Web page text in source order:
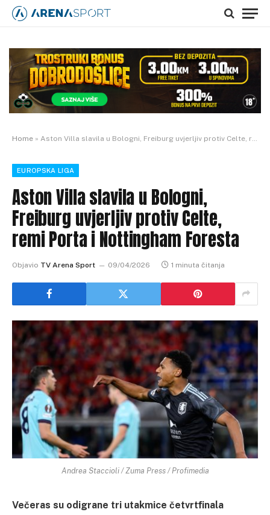
Home » Aston Villa slavila u Bologni, Freiburg uvjerljiv protiv Celte, remi Porta i Nottingham Foresta
EUROPSKA LIGA
Aston Villa slavila u Bologni,
Freiburg uvjerljiv protiv Celte,
remi Porta i Nottingham Foresta
Objavio TV Arena Sport 09/04/2026 1 minuta čitanja
Andrea Staccioli / Zuma Press / Profimedia
Večeras su odigrane tri utakmice četvrtfinala